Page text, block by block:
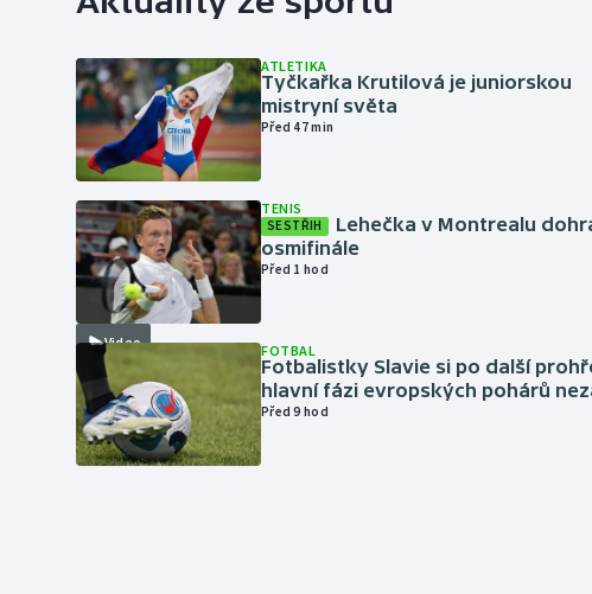
ATLETIKA
Tyčkařka Krutilová je juniorskou
mistryní světa
Před 47 min
Video
TENIS
SESTŘIH
Lehečka v Montrealu
osmifinále
Před 1 hod
FOTBAL
Fotbalistky Slavie si po další
hlavní fázi evropských pohárů
Před 9 hod